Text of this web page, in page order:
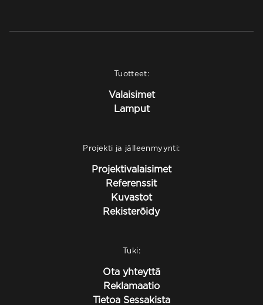
Tuotteet:
Valaisimet
Lamput
Projekti ja jälleenmyynti:
Projektivalaisimet
Referenssit
Kuvastot
Rekisteröidy
Tuki:
Ota yhteyttä
Reklamaatio
Tietoa Sessakista